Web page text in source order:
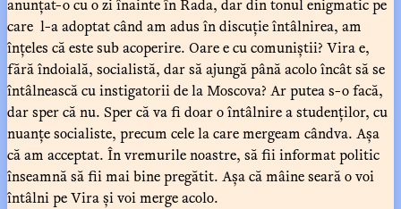
care l-a adoptat când am adus în discuție întâlnirea, am
înțeles că este sub acoperire. Oare e cu comuniștii? Vira e,
fără îndoială, socialistă, dar să ajungă până acolo încât să se
întâlnească cu instigatorii de la Moscova? Ar putea s-o facă,
dar sper că nu. Sper că va fi doar o întâlnire a studenților, cu
nuanțe socialiste, precum cele la care mergeam cândva. Așa
că am acceptat. În vremurile noastre, să fii informat politic
înseamnă să fii mai bine pregătit. Așa că mâine seară o voi
întâlni pe Vira și voi merge acolo.